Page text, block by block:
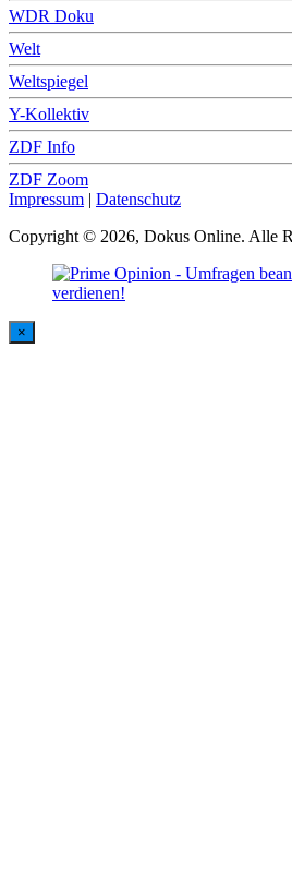
WDR Doku
Welt
Weltspiegel
Y-Kollektiv
ZDF Info
ZDF Zoom
Impressum | Datenschutz
Copyright © 2026, Dokus Online. Alle
×